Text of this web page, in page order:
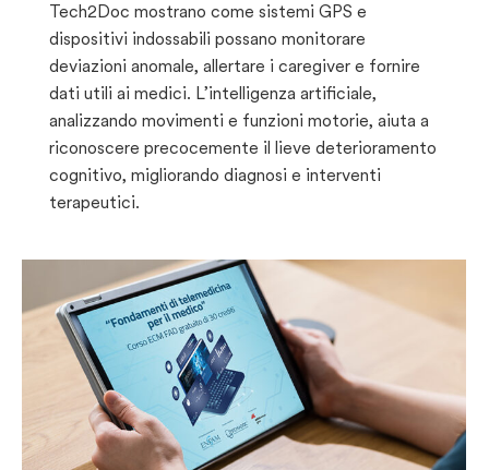
Tech2Doc mostrano come sistemi GPS e
dispositivi indossabili possano monitorare
deviazioni anomale, allertare i caregiver e fornire
dati utili ai medici. L’intelligenza artificiale,
analizzando movimenti e funzioni motorie, aiuta a
riconoscere precocemente il lieve deterioramento
cognitivo, migliorando diagnosi e interventi
terapeutici.